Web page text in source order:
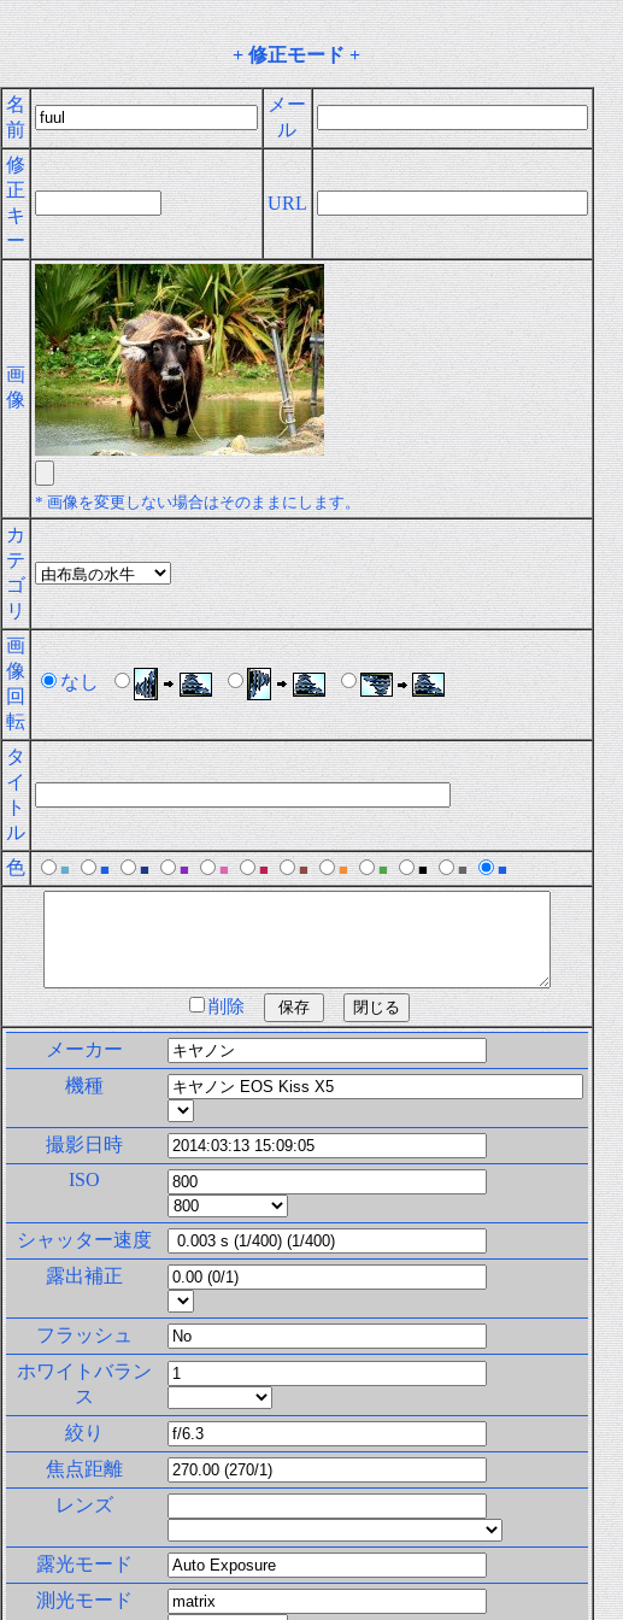
+ 修正モード +
名
前
メー
ル
修
正
キ
ー
URL
画
像
* 画像を変更しない場合はそのままにします。
カ
テ
ゴ
リ
画
像
回
転
なし
タ
イ
ト
ル
色
■ ■ ■ ■ ■ ■ ■ ■ ■ ■ ■ ■
削除
メーカー
機種
撮影日時
ISO
シャッター速度
露出補正
フラッシュ
ホワイトバラン
ス
絞り
焦点距離
レンズ
露光モード
測光モード